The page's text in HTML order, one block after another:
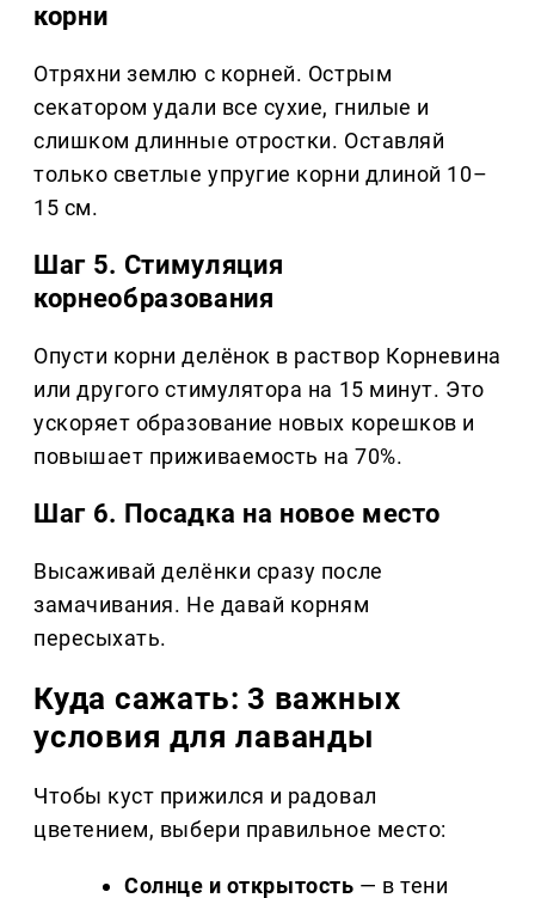
корни
Отряхни землю с корней. Острым
секатором удали все сухие, гнилые и
слишком длинные отростки. Оставляй
только светлые упругие корни длиной 10–
15 см.
Шаг 5. Стимуляция
корнеобразования
Опусти корни делёнок в раствор Корневина
или другого стимулятора на 15 минут. Это
ускоряет образование новых корешков и
повышает приживаемость на 70%.
Шаг 6. Посадка на новое место
Высаживай делёнки сразу после
замачивания. Не давай корням
пересыхать.
Куда сажать: 3 важных
условия для лаванды
Чтобы куст прижился и радовал
цветением, выбери правильное место:
Солнце и открытость — в тени